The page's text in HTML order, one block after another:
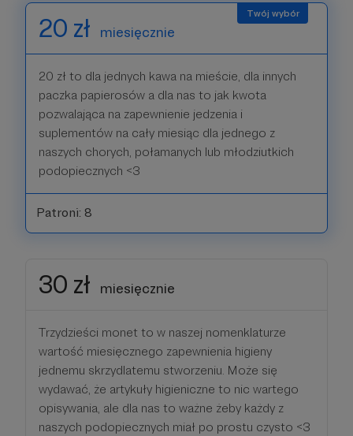
20 zł miesięcznie
20 zł to dla jednych kawa na mieście, dla innych
paczka papierosów a dla nas to jak kwota
pozwalająca na zapewnienie jedzenia i
suplementów na cały miesiąc dla jednego z
naszych chorych, połamanych lub młodziutkich
podopiecznych <3
Patroni: 8
30 zł miesięcznie
Trzydzieści monet to w naszej nomenklaturze
wartość miesięcznego zapewnienia higieny
jednemu skrzydlatemu stworzeniu. Może się
wydawać, że artykuły higieniczne to nic wartego
opisywania, ale dla nas to ważne żeby każdy z
naszych podopiecznych miał po prostu czysto <3